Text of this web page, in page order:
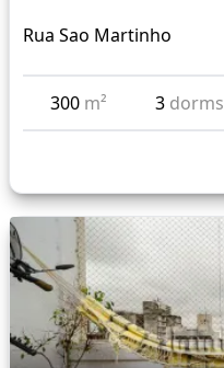
Rua Sao Martinho
300 m² 3 dorms